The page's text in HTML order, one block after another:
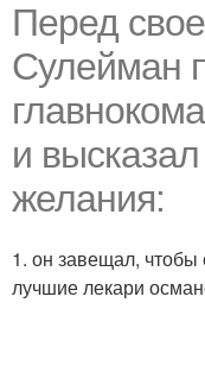
Перед
Сулейман
и
желания:
1. он завещал, чтобы
лучшие лекари